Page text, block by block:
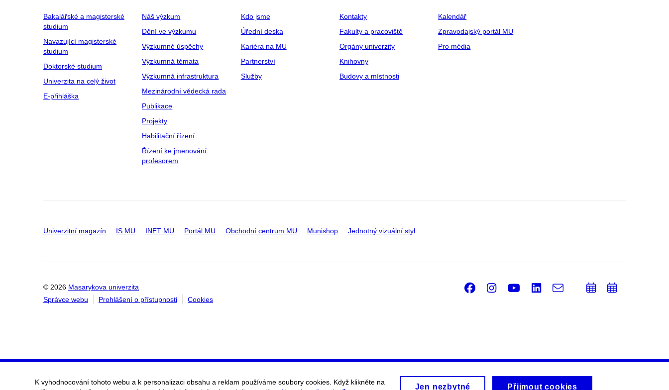
Bakalářské a magisterské
studium
Navazující magisterské
studium
Doktorské studium
Univerzita na celý život
E-přihláška
Náš výzkum
Dění ve výzkumu
Výzkumné úspěchy
Výzkumná témata
Výzkumná infrastruktura
Mezinárodní vědecká rada
Publikace
Projekty
Habilitační řízení
Řízení ke jmenování
profesorem
Kdo jsme
Úřední deska
Kariéra na MU
Partnerství
Služby
Kontakty
Fakulty a pracoviště
Orgány univerzity
Knihovny
Budovy a místnosti
Kalendář
Zpravodajský portál MU
Pro média
Univerzitní magazín IS MU INET MU Portál MU Obchodní centrum MU Munishop Jednotný vizuální styl
© 2026 Masarykova univerzita
Správce webu
Prohlášení o přístupnosti Cookies
Facebook
Instagram
Youtube
LinkedIn
e-
PřidatPřidat
K vyhodnocování tohoto webu a k personalizaci obsahu a reklam používáme soubory cookies. Když klikněte na
Jen nezbytné Přijmout cookies